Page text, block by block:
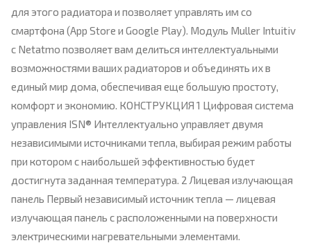
для этого радиатора и позволяет управлять им со
смартфона (App Store и Google Play). Модуль Muller Intuitiv
с Netatmo позволяет вам делиться интеллектуальными
возможностями ваших радиаторов и объединять их в
единый мир дома, обеспечивая еще большую простоту,
комфорт и экономию. КОНСТРУКЦИЯ 1 Цифровая система
управления ISN® Интеллектуально управляет двумя
независимыми источниками тепла, выбирая режим работы
при котором с наибольшей эффективностью будет
достигнута заданная температура. 2 Лицевая излучающая
панель Первый независимый источник тепла — лицевая
излучающая панель с расположенными на поверхности
электрическими нагревательными элементами.